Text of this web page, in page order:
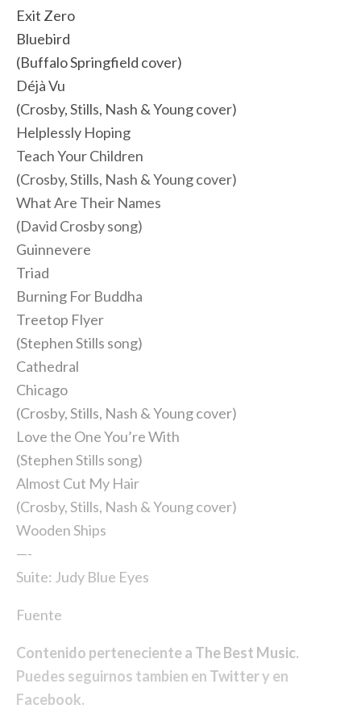
Exit Zero
Bluebird
(Buffalo Springfield cover)
Déjà Vu
(Crosby, Stills, Nash & Young cover)
Helplessly Hoping
Teach Your Children
(Crosby, Stills, Nash & Young cover)
What Are Their Names
(David Crosby song)
Guinnevere
Triad
Burning For Buddha
Treetop Flyer
(Stephen Stills song)
Cathedral
Chicago
(Crosby, Stills, Nash & Young cover)
Love the One You’re With
(Stephen Stills song)
Almost Cut My Hair
(Crosby, Stills, Nash & Young cover)
Wooden Ships
—-
Suite: Judy Blue Eyes
Fuente
Contenido perteneciente a The Best Music.
Puedes seguirnos tambien en Twittery en
Facebook.